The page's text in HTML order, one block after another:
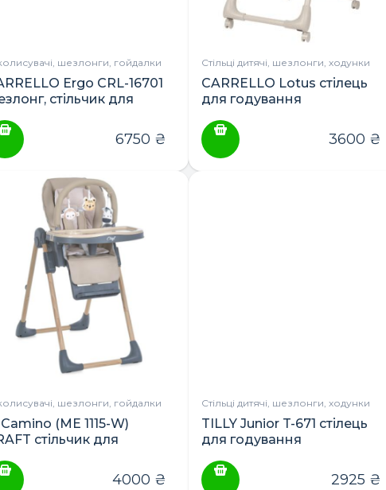
шезлонги, гойдалки
Ergo CRL-16701
стільчик для
і навчальна вежа
6750 ₴
Стільці дитячі, шезлонги, ходунки
CARRELLO Lotus стілець
для годування
3600 ₴
шезлонги, гойдалки
Camino (ME 1115-W)
стільчик для
4000 ₴
Стільці дитячі, шезлонги, ходунки
TILLY Junior T-671 стілець
для годування
2925 ₴